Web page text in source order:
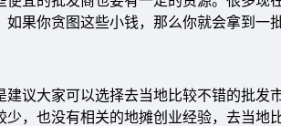
果你贪图这些小钱，那么你就会拿到一
建议大家可以选择去当地比较不错的批
，也没有相关的地摊创业经验，去当